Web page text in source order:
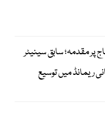
مقدمہ؛ سابق سینیٹر
ریمانڈ میں توسیع